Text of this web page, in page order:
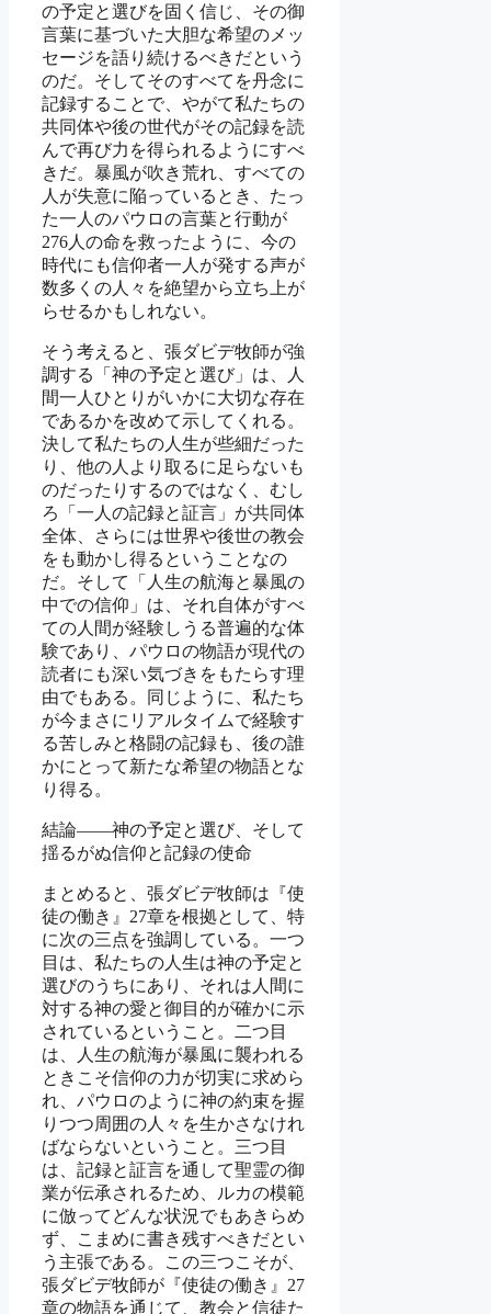
の予定と選びを固く信じ、その御
言葉に基づいた大胆な希望のメッ
セージを語り続けるべきだという
のだ。そしてそのすべてを丹念に
記録することで、やがて私たちの
共同体や後の世代がその記録を読
んで再び力を得られるようにすべ
きだ。暴風が吹き荒れ、すべての
人が失意に陥っているとき、たっ
た一人のパウロの言葉と行動が
276人の命を救ったように、今の
時代にも信仰者一人が発する声が
数多くの人々を絶望から立ち上が
らせるかもしれない。
そう考えると、張ダビデ牧師が強
調する「神の予定と選び」は、人
間一人ひとりがいかに大切な存在
であるかを改めて示してくれる。
決して私たちの人生が些細だった
り、他の人より取るに足らないも
のだったりするのではなく、むし
ろ「一人の記録と証言」が共同体
全体、さらには世界や後世の教会
をも動かし得るということなの
だ。そして「人生の航海と暴風の
中での信仰」は、それ自体がすべ
ての人間が経験しうる普遍的な体
験であり、パウロの物語が現代の
読者にも深い気づきをもたらす理
由でもある。同じように、私たち
が今まさにリアルタイムで経験す
る苦しみと格闘の記録も、後の誰
かにとって新たな希望の物語とな
り得る。
結論――神の予定と選び、そして
揺るがぬ信仰と記録の使命
まとめると、張ダビデ牧師は『使
徒の働き』27章を根拠として、特
に次の三点を強調している。一つ
目は、私たちの人生は神の予定と
選びのうちにあり、それは人間に
対する神の愛と御目的が確かに示
されているということ。二つ目
は、人生の航海が暴風に襲われる
ときこそ信仰の力が切実に求めら
れ、パウロのように神の約束を握
りつつ周囲の人々を生かさなけれ
ばならないということ。三つ目
は、記録と証言を通して聖霊の御
業が伝承されるため、ルカの模範
に倣ってどんな状況でもあきらめ
ず、こまめに書き残すべきだとい
う主張である。この三つこそが、
張ダビデ牧師が『使徒の働き』27
章の物語を通じて、教会と信徒た